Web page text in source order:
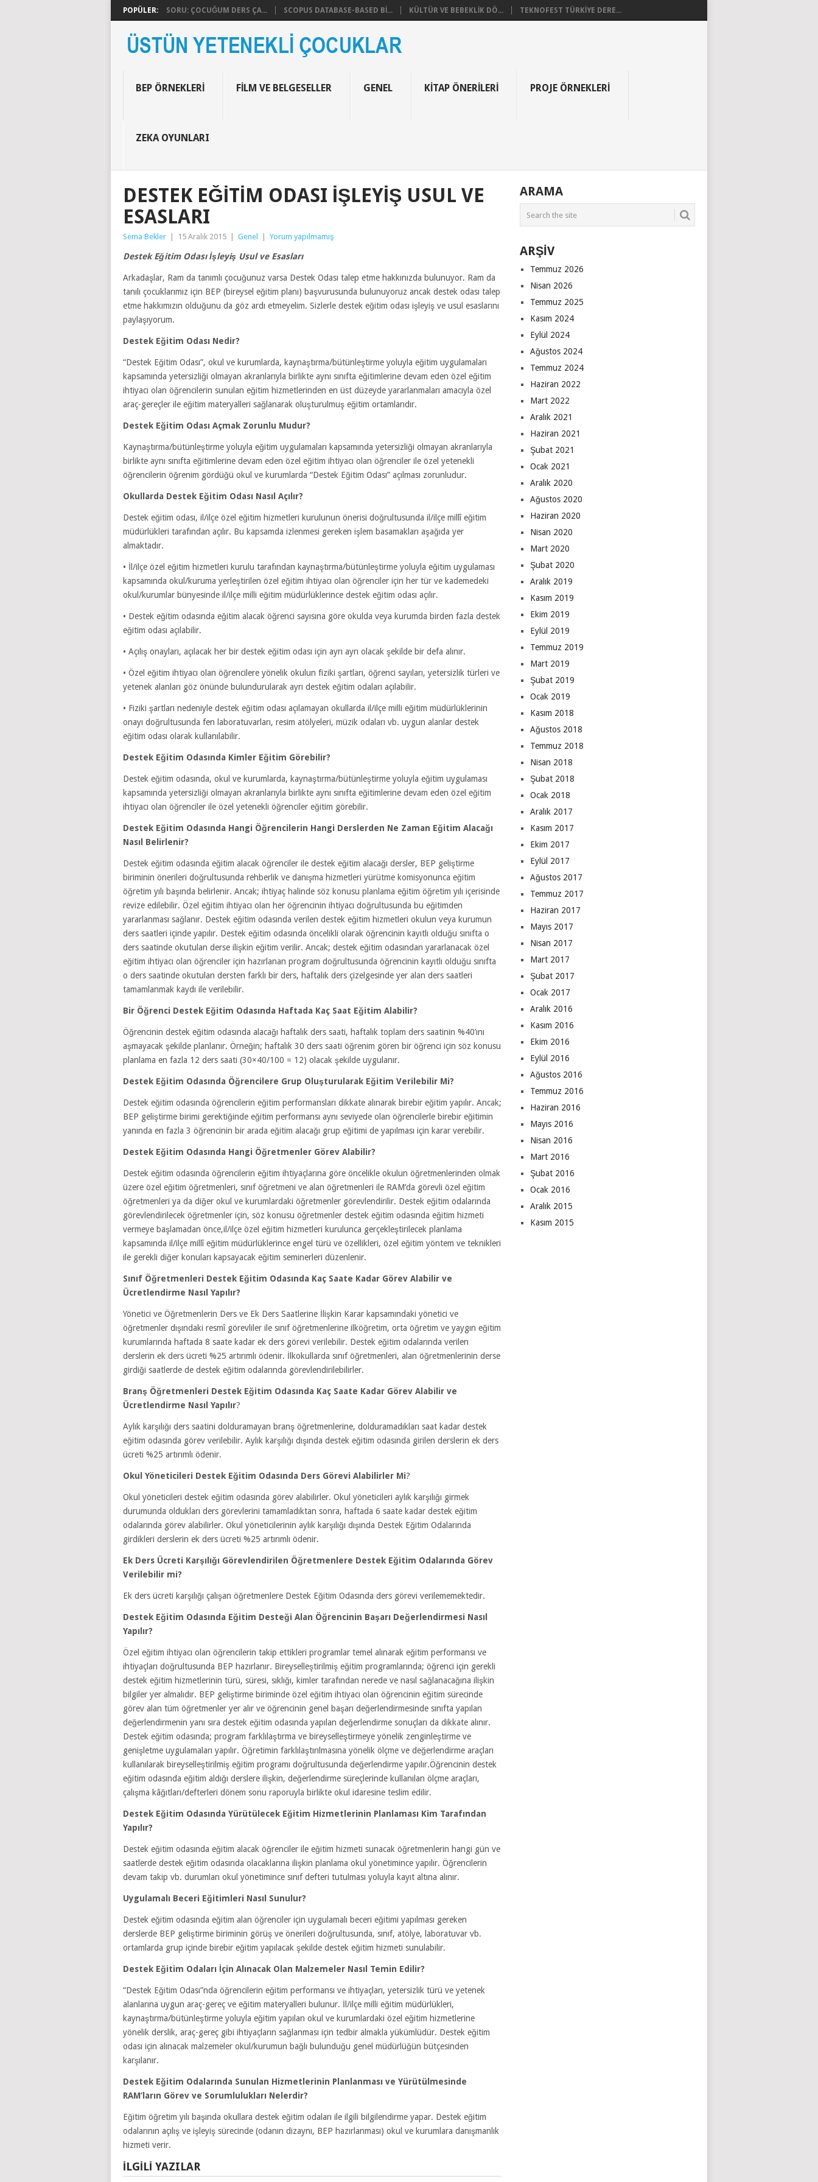
POPÜLER: SORU: ÇOCUĞUM DERS ÇA... SCOPUS DATABASE-BASED BI... KÜLTÜR VE BEBEKLIK DÖ... TEKNOFEST TÜRKİYE DERE...
BEP ÖRNEKLERI FILM VE BELGESELLER GENEL KITAP ÖNERILERI PROJE ÖRNEKLERI
ZEKA OYUNLARI
DESTEK EĞITIM ODASI İŞLEYIŞ USUL VE
ESASLARI
Sema Bekler 15 Aralık 2015 Genel Yorum yapılmamış
Destek Eğitim Odası İşleyiş Usul ve Esasları
Arkadaşlar, Ram da tanımlı çocuğunuz varsa Destek Odası talep etme hakkınızda bulunuyor. Ram da
tanılı çocuklarımız için BEP (bireysel eğitim planı) başvurusunda bulunuyoruz ancak destek odası talep
etme hakkımızın olduğunu da göz ardı etmeyelim. Sizlerle destek eğitim odası işleyiş ve usul esaslarını
paylaşıyorum.
Destek Eğitim Odası Nedir?
“Destek Eğitim Odası”, okul ve kurumlarda, kaynaştırma/bütünleştirme yoluyla eğitim uygulamaları
kapsamında yetersizliği olmayan akranlarıyla birlikte aynı sınıfta eğitimlerine devam eden özel eğitim
ihtiyacı olan öğrencilerin sunulan eğitim hizmetlerinden en üst düzeyde yararlanmaları amacıyla özel
araç-gereçler ile eğitim materyalleri sağlanarak oluşturulmuş eğitim ortamlarıdır.
Destek Eğitim Odası Açmak Zorunlu Mudur?
Kaynaştırma/bütünleştirme yoluyla eğitim uygulamaları kapsamında yetersizliği olmayan akranlarıyla
birlikte aynı sınıfta eğitimlerine devam eden özel eğitim ihtiyacı olan öğrenciler ile özel yetenekli
öğrencilerin öğrenim gördüğü okul ve kurumlarda “Destek Eğitim Odası” açılması zorunludur.
Okullarda Destek Eğitim Odası Nasıl Açılır?
Destek eğitim odası, il/ilçe özel eğitim hizmetleri kurulunun önerisi doğrultusunda il/ilçe millî eğitim
müdürlükleri tarafından açılır. Bu kapsamda izlenmesi gereken işlem basamakları aşağıda yer
almaktadır.
• İl/ilçe özel eğitim hizmetleri kurulu tarafından kaynaştırma/bütünleştirme yoluyla eğitim uygulaması
kapsamında okul/kuruma yerleştirilen özel eğitim ihtiyacı olan öğrenciler için her tür ve kademedeki
okul/kurumlar bünyesinde il/ilçe milli eğitim müdürlüklerince destek eğitim odası açılır.
• Destek eğitim odasında eğitim alacak öğrenci sayısına göre okulda veya kurumda birden fazla destek
eğitim odası açılabilir.
• Açılış onayları, açılacak her bir destek eğitim odası için ayrı ayrı olacak şekilde bir defa alınır.
• Özel eğitim ihtiyacı olan öğrencilere yönelik okulun fiziki şartları, öğrenci sayıları, yetersizlik türleri ve
yetenek alanları göz önünde bulundurularak ayrı destek eğitim odaları açılabilir.
• Fiziki şartları nedeniyle destek eğitim odası açılamayan okullarda il/ilçe milli eğitim müdürlüklerinin
onayı doğrultusunda fen laboratuvarları, resim atölyeleri, müzik odaları vb. uygun alanlar destek
eğitim odası olarak kullanılabilir.
Destek Eğitim Odasında Kimler Eğitim Görebilir?
Destek eğitim odasında, okul ve kurumlarda, kaynaştırma/bütünleştirme yoluyla eğitim uygulaması
kapsamında yetersizliği olmayan akranlarıyla birlikte aynı sınıfta eğitimlerine devam eden özel eğitim
ihtiyacı olan öğrenciler ile özel yetenekli öğrenciler eğitim görebilir.
Destek Eğitim Odasında Hangi Öğrencilerin Hangi Derslerden Ne Zaman Eğitim Alacağı
Nasıl Belirlenir?
Destek eğitim odasında eğitim alacak öğrenciler ile destek eğitim alacağı dersler, BEP geliştirme
biriminin önerileri doğrultusunda rehberlik ve danışma hizmetleri yürütme komisyonunca eğitim
öğretim yılı başında belirlenir. Ancak; ihtiyaç halinde söz konusu planlama eğitim öğretim yılı içerisinde
revize edilebilir. Özel eğitim ihtiyacı olan her öğrencinin ihtiyacı doğrultusunda bu eğitimden
yararlanması sağlanır. Destek eğitim odasında verilen destek eğitim hizmetleri okulun veya kurumun
ders saatleri içinde yapılır. Destek eğitim odasında öncelikli olarak öğrencinin kayıtlı olduğu sınıfta o
ders saatinde okutulan derse ilişkin eğitim verilir. Ancak; destek eğitim odasından yararlanacak özel
eğitim ihtiyacı olan öğrenciler için hazırlanan program doğrultusunda öğrencinin kayıtlı olduğu sınıfta
o ders saatinde okutulan dersten farklı bir ders, haftalık ders çizelgesinde yer alan ders saatleri
tamamlanmak kaydı ile verilebilir.
Bir Öğrenci Destek Eğitim Odasında Haftada Kaç Saat Eğitim Alabilir?
Öğrencinin destek eğitim odasında alacağı haftalık ders saati, haftalık toplam ders saatinin %40’ını
aşmayacak şekilde planlanır. Örneğin; haftalık 30 ders saati öğrenim gören bir öğrenci için söz konusu
planlama en fazla 12 ders saati (30×40/100 = 12) olacak şekilde uygulanır.
Destek Eğitim Odasında Öğrencilere Grup Oluşturularak Eğitim Verilebilir Mi?
Destek eğitim odasında öğrencilerin eğitim performansları dikkate alınarak birebir eğitim yapılır. Ancak;
BEP geliştirme birimi gerektiğinde eğitim performansı aynı seviyede olan öğrencilerle birebir eğitimin
yanında en fazla 3 öğrencinin bir arada eğitim alacağı grup eğitimi de yapılması için karar verebilir.
Destek Eğitim Odasında Hangi Öğretmenler Görev Alabilir?
Destek eğitim odasında öğrencilerin eğitim ihtiyaçlarına göre öncelikle okulun öğretmenlerinden olmak
üzere özel eğitim öğretmenleri, sınıf öğretmeni ve alan öğretmenleri ile RAM’da görevli özel eğitim
öğretmenleri ya da diğer okul ve kurumlardaki öğretmenler görevlendirilir. Destek eğitim odalarında
görevlendirilecek öğretmenler için, söz konusu öğretmenler destek eğitim odasında eğitim hizmeti
vermeye başlamadan önce,il/ilçe özel eğitim hizmetleri kurulunca gerçekleştirilecek planlama
kapsamında il/ilçe millî eğitim müdürlüklerince engel türü ve özellikleri, özel eğitim yöntem ve teknikleri
ile gerekli diğer konuları kapsayacak eğitim seminerleri düzenlenir.
Sınıf Öğretmenleri Destek Eğitim Odasında Kaç Saate Kadar Görev Alabilir ve
Ücretlendirme Nasıl Yapılır?
Yönetici ve Öğretmenlerin Ders ve Ek Ders Saatlerine İlişkin Karar kapsamındaki yönetici ve
öğretmenler dışındaki resmî görevliler ile sınıf öğretmenlerine ilköğretim, orta öğretim ve yaygın eğitim
kurumlarında haftada 8 saate kadar ek ders görevi verilebilir. Destek eğitim odalarında verilen
derslerin ek ders ücreti %25 artırımlı ödenir. İlkokullarda sınıf öğretmenleri, alan öğretmenlerinin derse
girdiği saatlerde de destek eğitim odalarında görevlendirilebilirler.
Branş Öğretmenleri Destek Eğitim Odasında Kaç Saate Kadar Görev Alabilir ve
Ücretlendirme Nasıl Yapılır?
Aylık karşılığı ders saatini dolduramayan branş öğretmenlerine, dolduramadıkları saat kadar destek
eğitim odasında görev verilebilir. Aylık karşılığı dışında destek eğitim odasında girilen derslerin ek ders
ücreti %25 artırımlı ödenir.
Okul Yöneticileri Destek Eğitim Odasında Ders Görevi Alabilirler Mi?
Okul yöneticileri destek eğitim odasında görev alabilirler. Okul yöneticileri aylık karşılığı girmek
durumunda oldukları ders görevlerini tamamladıktan sonra, haftada 6 saate kadar destek eğitim
odalarında görev alabilirler. Okul yöneticilerinin aylık karşılığı dışında Destek Eğitim Odalarında
girdikleri derslerin ek ders ücreti %25 artırımlı ödenir.
Ek Ders Ücreti Karşılığı Görevlendirilen Öğretmenlere Destek Eğitim Odalarında Görev
Verilebilir mi?
Ek ders ücreti karşılığı çalışan öğretmenlere Destek Eğitim Odasında ders görevi verilememektedir.
Destek Eğitim Odasında Eğitim Desteği Alan Öğrencinin Başarı Değerlendirmesi Nasıl
Yapılır?
Özel eğitim ihtiyacı olan öğrencilerin takip ettikleri programlar temel alınarak eğitim performansı ve
ihtiyaçları doğrultusunda BEP hazırlanır. Bireyselleştirilmiş eğitim programlarında; öğrenci için gerekli
destek eğitim hizmetlerinin türü, süresi, sıklığı, kimler tarafından nerede ve nasıl sağlanacağına ilişkin
bilgiler yer almalıdır. BEP geliştirme biriminde özel eğitim ihtiyacı olan öğrencinin eğitim sürecinde
görev alan tüm öğretmenler yer alır ve öğrencinin genel başarı değerlendirmesinde sınıfta yapılan
değerlendirmenin yanı sıra destek eğitim odasında yapılan değerlendirme sonuçları da dikkate alınır.
Destek eğitim odasında; program farklılaştırma ve bireyselleştirmeye yönelik zenginleştirme ve
genişletme uygulamaları yapılır. Öğretimin farklılaştırılmasına yönelik ölçme ve değerlendirme araçları
kullanılarak bireyselleştirilmiş eğitim programı doğrultusunda değerlendirme yapılır.Öğrencinin destek
eğitim odasında eğitim aldığı derslere ilişkin, değerlendirme süreçlerinde kullanılan ölçme araçları,
çalışma kâğıtları/defterleri dönem sonu raporuyla birlikte okul idaresine teslim edilir.
Destek Eğitim Odasında Yürütülecek Eğitim Hizmetlerinin Planlaması Kim Tarafından
Yapılır?
Destek eğitim odasında eğitim alacak öğrenciler ile eğitim hizmeti sunacak öğretmenlerin hangi gün ve
saatlerde destek eğitim odasında olacaklarına ilişkin planlama okul yönetimince yapılır. Öğrencilerin
devam takip vb. durumları okul yönetimince sınıf defteri tutulması yoluyla kayıt altına alınır.
Uygulamalı Beceri Eğitimleri Nasıl Sunulur?
Destek eğitim odasında eğitim alan öğrenciler için uygulamalı beceri eğitimi yapılması gereken
derslerde BEP geliştirme biriminin görüş ve önerileri doğrultusunda, sınıf, atölye, laboratuvar vb.
ortamlarda grup içinde birebir eğitim yapılacak şekilde destek eğitim hizmeti sunulabilir.
Destek Eğitim Odaları İçin Alınacak Olan Malzemeler Nasıl Temin Edilir?
“Destek Eğitim Odası”nda öğrencilerin eğitim performansı ve ihtiyaçları, yetersizlik türü ve yetenek
alanlarına uygun araç-gereç ve eğitim materyalleri bulunur. İl/ilçe milli eğitim müdürlükleri,
kaynaştırma/bütünleştirme yoluyla eğitim yapılan okul ve kurumlardaki özel eğitim hizmetlerine
yönelik derslik, araç-gereç gibi ihtiyaçların sağlanması için tedbir almakla yükümlüdür. Destek eğitim
odası için alınacak malzemeler okul/kurumun bağlı bulunduğu genel müdürlüğün bütçesinden
karşılanır.
Destek Eğitim Odalarında Sunulan Hizmetlerinin Planlanması ve Yürütülmesinde
RAM’ların Görev ve Sorumlulukları Nelerdir?
Eğitim öğretim yılı başında okullara destek eğitim odaları ile ilgili bilgilendirme yapar. Destek eğitim
odalarının açılış ve işleyiş sürecinde (odanın dizaynı, BEP hazırlanması) okul ve kurumlara danışmanlık
hizmeti verir.
İLGILI YAZILAR
ARAMA
ARŞİV
Temmuz 2026
Nisan 2026
Temmuz 2025
Kasım 2024
Eylül 2024
Ağustos 2024
Temmuz 2024
Haziran 2022
Mart 2022
Aralık 2021
Haziran 2021
Şubat 2021
Ocak 2021
Aralık 2020
Ağustos 2020
Haziran 2020
Nisan 2020
Mart 2020
Şubat 2020
Aralık 2019
Kasım 2019
Ekim 2019
Eylül 2019
Temmuz 2019
Mart 2019
Şubat 2019
Ocak 2019
Kasım 2018
Ağustos 2018
Temmuz 2018
Nisan 2018
Şubat 2018
Ocak 2018
Aralık 2017
Kasım 2017
Ekim 2017
Eylül 2017
Ağustos 2017
Temmuz 2017
Haziran 2017
Mayıs 2017
Nisan 2017
Mart 2017
Şubat 2017
Ocak 2017
Aralık 2016
Kasım 2016
Ekim 2016
Eylül 2016
Ağustos 2016
Temmuz 2016
Haziran 2016
Mayıs 2016
Nisan 2016
Mart 2016
Şubat 2016
Ocak 2016
Aralık 2015
Kasım 2015